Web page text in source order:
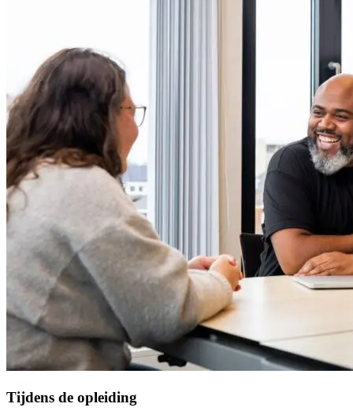
Tijdens de opleiding